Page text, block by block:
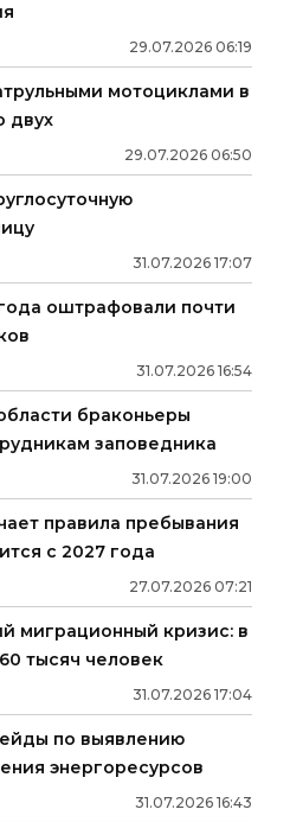
29.07.2026 06:19
мотоциклами в
двух
29.07.2026 06:50
31.07.2026 17:07
оштрафовали почти
31.07.2026 16:54
браконьеры
заповедника
31.07.2026 19:00
правила пребывания
с 2027 года
27.07.2026 07:21
миграционный кризис: в
тысяч человек
31.07.2026 17:04
по выявлению
энергоресурсов
31.07.2026 16:43